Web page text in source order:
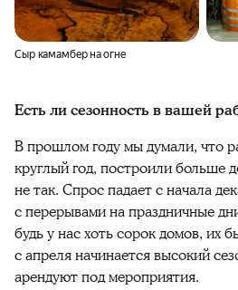
Сыр камамбер на огне
Есть ли сезонность в вашей
В прошлом году мы думали, что
круглый год, построили больше
не так. Спрос падает с начала
с перерывами на праздничные
будь у нас хоть сорок домов, их
с апреля начинается высокий
арендуют под мероприятия.